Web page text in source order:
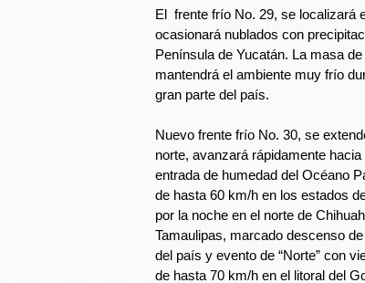
El frente frío No. 29, se localizará
ocasionará nublados con
Península de Yucatán. La masa
mantendrá el ambiente muy frío
gran parte del país.
Nuevo frente frío No. 30, se
norte, avanzará rápidamente
entrada de humedad del Océano
de hasta 60 km/h en los estados
por la noche en el norte de
Tamaulipas, marcado descenso
del país y evento de “Norte” con
de hasta 70 km/h en el litoral del